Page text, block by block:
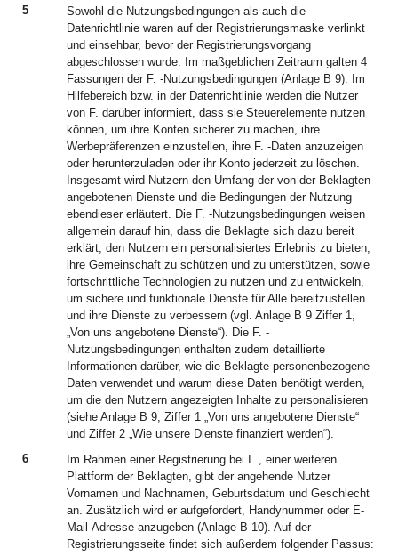
5
Sowohl die Nutzungsbedingungen als auch die
Datenrichtlinie waren auf der Registrierungsmaske verlinkt
und einsehbar, bevor der Registrierungsvorgang
abgeschlossen wurde. Im maßgeblichen Zeitraum galten 4
Fassungen der F. -Nutzungsbedingungen (Anlage B 9). Im
Hilfebereich bzw. in der Datenrichtlinie werden die Nutzer
von F. darüber informiert, dass sie Steuerelemente nutzen
können, um ihre Konten sicherer zu machen, ihre
Werbepräferenzen einzustellen, ihre F. -Daten anzuzeigen
oder herunterzuladen oder ihr Konto jederzeit zu löschen.
Insgesamt wird Nutzern den Umfang der von der Beklagten
angebotenen Dienste und die Bedingungen der Nutzung
ebendieser erläutert. Die F. -Nutzungsbedingungen weisen
allgemein darauf hin, dass die Beklagte sich dazu bereit
erklärt, den Nutzern ein personalisiertes Erlebnis zu bieten,
ihre Gemeinschaft zu schützen und zu unterstützen, sowie
fortschrittliche Technologien zu nutzen und zu entwickeln,
um sichere und funktionale Dienste für Alle bereitzustellen
und ihre Dienste zu verbessern (vgl. Anlage B 9 Ziffer 1,
„Von uns angebotene Dienste“). Die F. -
Nutzungsbedingungen enthalten zudem detaillierte
Informationen darüber, wie die Beklagte personenbezogene
Daten verwendet und warum diese Daten benötigt werden,
um die den Nutzern angezeigten Inhalte zu personalisieren
(siehe Anlage B 9, Ziffer 1 „Von uns angebotene Dienste“
und Ziffer 2 „Wie unsere Dienste finanziert werden“).
6
Im Rahmen einer Registrierung bei I. , einer weiteren
Plattform der Beklagten, gibt der angehende Nutzer
Vornamen und Nachnamen, Geburtsdatum und Geschlecht
an. Zusätzlich wird er aufgefordert, Handynummer oder E-
Mail-Adresse anzugeben (Anlage B 10). Auf der
Registrierungsseite findet sich außerdem folgender Passus: